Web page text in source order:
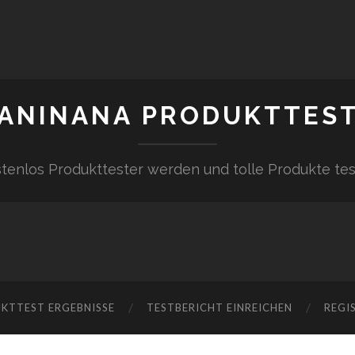
Produkttester werden und tolle Produkte
ERGEBNISSE TESTBERICHT EINREICHEN